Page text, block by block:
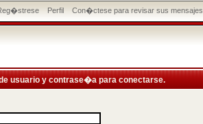
Perfil Con�ctese para revisar sus mensajes
usuario y contrase�a para conectarse.